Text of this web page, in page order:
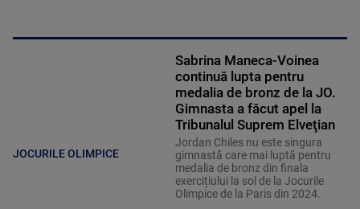
JOCURILE OLIMPICE
Sabrina Maneca-Voinea
continuă lupta pentru
medalia de bronz de la JO.
Gimnasta a făcut apel la
Tribunalul Suprem Elveţian
Jordan Chiles nu este singura
gimnastă care mai luptă pentru
medalia de bronz din finala
exercițiului la sol de la Jocurile
Olimpice de la Paris din 2024.